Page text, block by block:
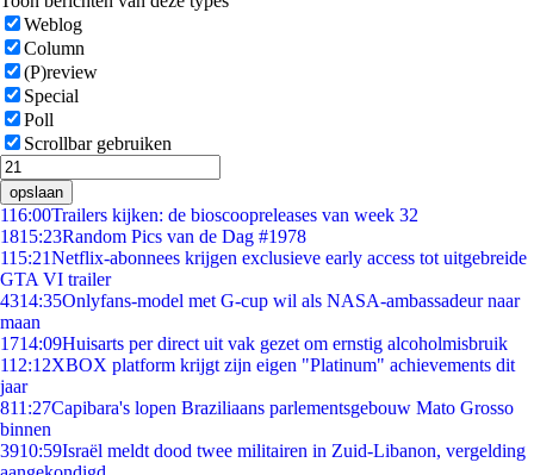
Weblog
Column
(P)review
Special
Poll
Scrollbar gebruiken
opslaan
116:00Trailers kijken: de bioscoopreleases van week 32
1815:23Random Pics van de Dag #1978
115:21Netflix-abonnees krijgen exclusieve early access tot uitgebreide
GTA VI trailer
4314:35Onlyfans-model met G-cup wil als NASA-ambassadeur naar
maan
1714:09Huisarts per direct uit vak gezet om ernstig alcoholmisbruik
112:12XBOX platform krijgt zijn eigen "Platinum" achievements dit
jaar
811:27Capibara's lopen Braziliaans parlementsgebouw Mato Grosso
binnen
3910:59Israël meldt dood twee militairen in Zuid-Libanon, vergelding